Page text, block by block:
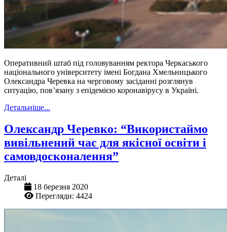
Оперативний штаб під головуванням ректора Черкаського
національного університету імені Богдана Хмельницького
Олександра Черевка на черговому засіданні розглянув
ситуацію, пов’язану з епідемією коронавірусу в Україні.
Детальніше...
Олександр Черевко: “Використаймо
вивільнений час для якісної освіти і
самовдосконалення”
Деталі
18 березня 2020
Перегляди: 4424